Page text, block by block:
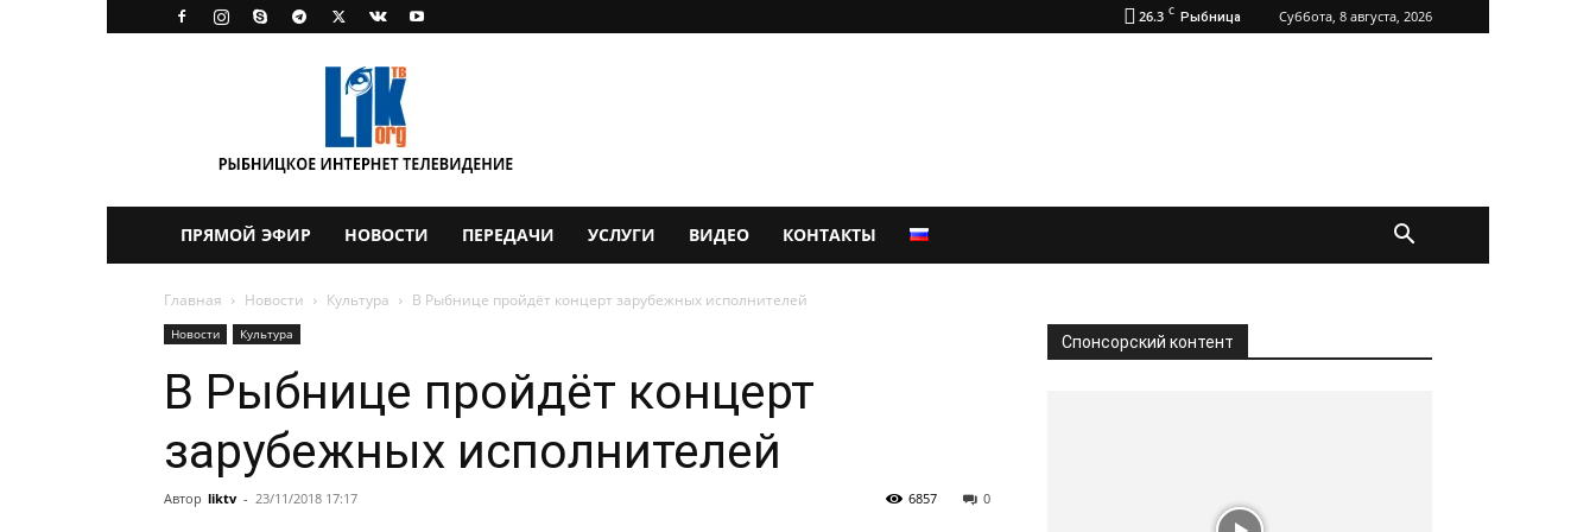
26.3 C Рыбница Суббота, 8 августа, 2026
ПРЯМОЙ ЭФИР НОВОСТИ ПЕРЕДАЧИ УСЛУГИ ВИДЕО КОНТАКТЫ
Главная Новости Культура В Рыбнице пройдёт концерт зарубежных исполнителей
Новости Культура
В Рыбнице пройдёт концерт
зарубежных исполнителей
Автор liktv - 23/11/2018 17:17 0
6857
Спонсорский контент